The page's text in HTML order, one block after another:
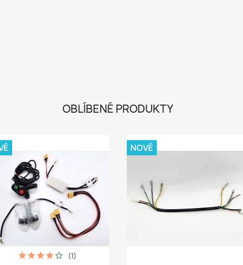
OBLÍBENÉ PRODUKTY
(1)
NOVÉ